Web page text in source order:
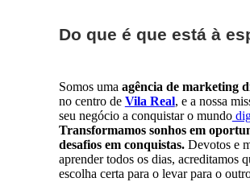
Do que é que está à
Somos uma agência de marketing
no centro de Vila Real, e a nossa
seu negócio a conquistar o mundo
Transformamos sonhos em
desafios em conquistas.Devotos e
aprender todos os dias, acreditamos
escolha certa para o levar para o